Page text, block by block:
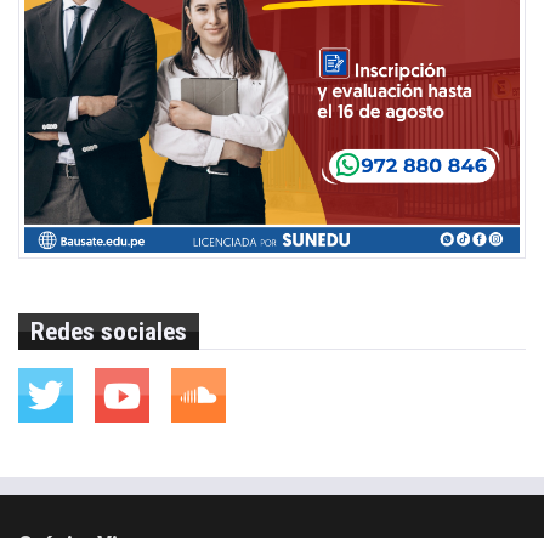
Redes sociales